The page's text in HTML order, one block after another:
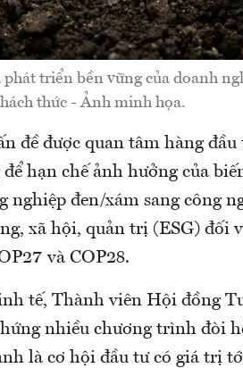
triển bền vững của doanh
thức - Ảnh minh họa.
đề được quan tâm hàng
hạn chế ảnh hưởng của
nghiệp đen/xám sang công
xã hội, quản trị (ESG) đối
và COP28.
tế, Thành viên Hội đồng
nhiều chương trình đòi
là cơ hội đầu tư có giá trị